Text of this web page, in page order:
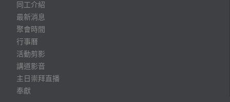
同工介紹
最新消息
聚會時間
行事曆
活動剪影
講道影音
主日崇拜直播
奉獻